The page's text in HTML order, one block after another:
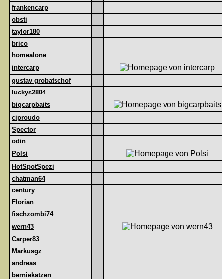
frankencarp
obsti
taylor180
brico
homealone
intercarp
gustav grobatschof
luckys2804
bigcarpbaits
ciproudo
Spector
odin
Polsi
HotSpotSpezi
chatman64
century
Florian
fischzombi74
wern43
Carper83
Markusgz
andreas
berniekatzen